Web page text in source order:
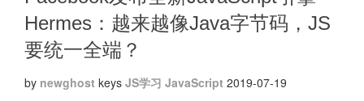
Hermes：越来越像Java字节码，JS
要统一全端？
by newghost keys JS学习 JavaScript 2019-07-19